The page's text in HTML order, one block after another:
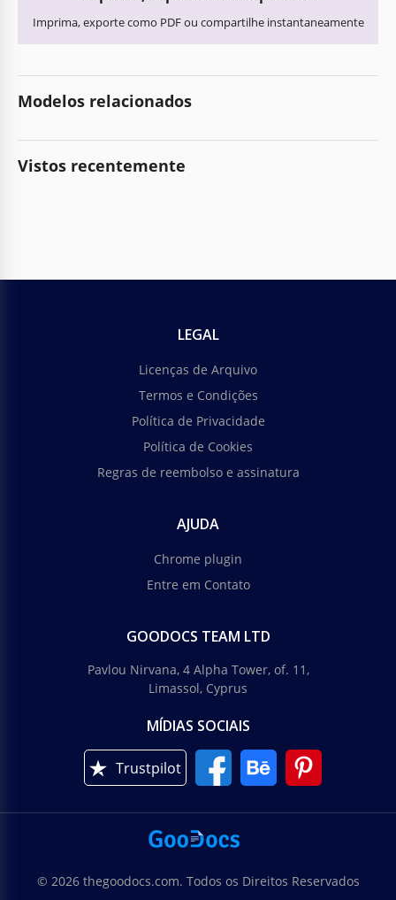
Imprima, exporte como PDF ou compartilhe instantaneamente
Modelos relacionados
Vistos recentemente
LEGAL
Licenças de Arquivo
Termos e Condições
Política de Privacidade
Política de Cookies
Regras de reembolso e assinatura
AJUDA
Chrome plugin
Entre em Contato
GOODOCS TEAM LTD
Pavlou Nirvana, 4 Alpha Tower, of. 11,
Limassol, Cyprus
MÍDIAS SOCIAIS
Trustpilot
© 2026 thegoodocs.com. Todos os Direitos Reservados